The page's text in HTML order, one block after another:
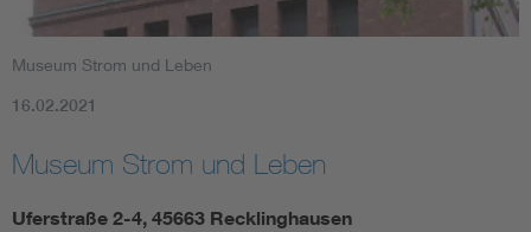
Museum Strom und Leben
16.02.2021
Museum Strom und Leben
Uferstraße 2-4, 45663 Recklinghausen